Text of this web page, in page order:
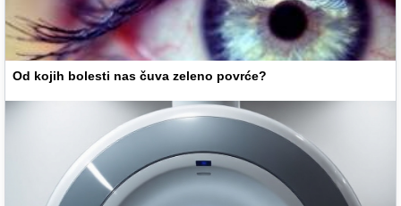
Od kojih bolesti nas čuva zeleno povrće?